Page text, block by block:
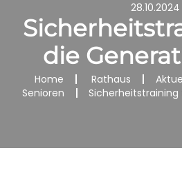
28.10.2024
die
Home Rathaus
Senioren